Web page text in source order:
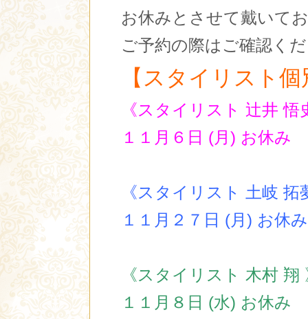
お休みとさせて戴いて
ご予約の際はご確認く
【スタイリスト
《スタイリスト 辻井 悟
１１月６日 (月) お休み
《スタイリスト 土岐 拓
１１月２７日 (月) お休み
《スタイリスト 木村 翔
１１月８日 (水) お休み